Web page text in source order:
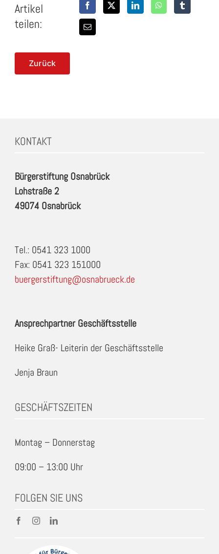
Artikel
teilen:
Zurück
KONTAKT
Bürgerstiftung Osnabrück
Lohstraße 2
49074 Osnabrück
Tel.: 0541 323 1000
Fax: 0541 323 151000
buergerstiftung@osnabrueck.de
Ansprechpartner Geschäftsstelle
Heike Graß- Leiterin der Geschäftsstelle
Jenja Braun
GESCHÄFTSZEITEN
Montag – Donnerstag
09:00 – 13:00 Uhr
FOLGEN SIE UNS